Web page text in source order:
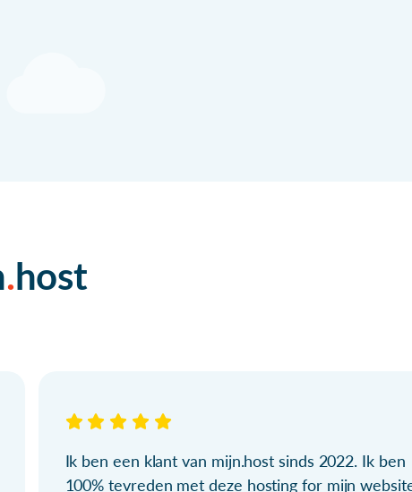
host
Ik ben een klant van mijn.host sinds 2022. Ik ben
100% tevreden met deze hosting for mijn